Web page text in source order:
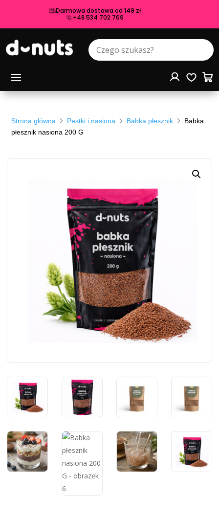
Darmowa dostawa od 149 zł
+48 534 702 769
Strona główna Pestki i nasiona Babka płesznik
Babka
płesznik nasiona 200 G